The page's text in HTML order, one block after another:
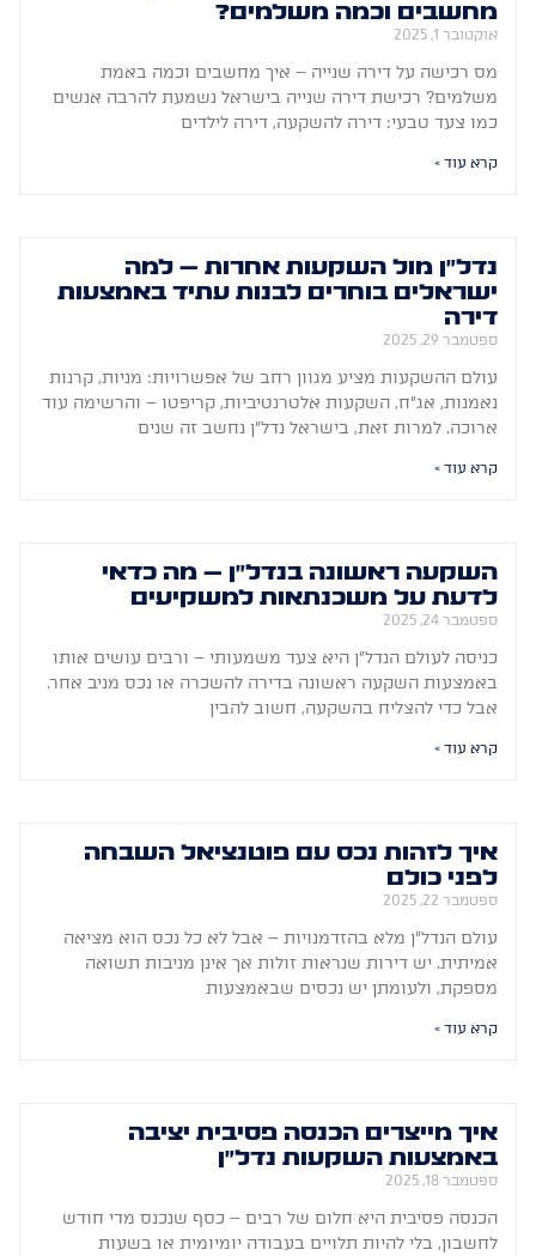
מחשבים וכמה משלמים?
אוקטובר 1, 2025
מס רכישה על דירה שנייה – איך מחשבים וכמה באמת
משלמים? רכישת דירה שנייה בישראל נשמעת להרבה אנשים
כמו צעד טבעי: דירה להשקעה, דירה לילדים
קרא עוד »
נדל"ן מול השקעות אחרות – למה
ישראלים בוחרים לבנות עתיד באמצעות
דירה
ספטמבר 29, 2025
עולם ההשקעות מציע מגוון רחב של אפשרויות: מניות, קרנות
נאמנות, אג"ח, השקעות אלטרנטיביות, קריפטו – והרשימה עוד
ארוכה. למרות זאת, בישראל נדל"ן נחשב זה שנים
קרא עוד »
השקעה ראשונה בנדל"ן – מה כדאי
לדעת על משכנתאות למשקיעים
ספטמבר 24, 2025
כניסה לעולם הנדל"ן היא צעד משמעותי – ורבים עושים אותו
באמצעות השקעה ראשונה בדירה להשכרה או נכס מניב אחר.
אבל כדי להצליח בהשקעה, חשוב להבין
קרא עוד »
איך לזהות נכס עם פוטנציאל השבחה
לפני כולם
ספטמבר 22, 2025
עולם הנדל"ן מלא בהזדמנויות – אבל לא כל נכס הוא מציאה
אמיתית. יש דירות שנראות זולות אך אינן מניבות תשואה
מספקת, ולעומתן יש נכסים שבאמצעות
קרא עוד »
איך מייצרים הכנסה פסיבית יציבה
באמצעות השקעות נדל"ן
ספטמבר 18, 2025
הכנסה פסיבית היא חלום של רבים – כסף שנכנס מדי חודש
לחשבון, בלי להיות תלויים בעבודה יומיומית או בשעות